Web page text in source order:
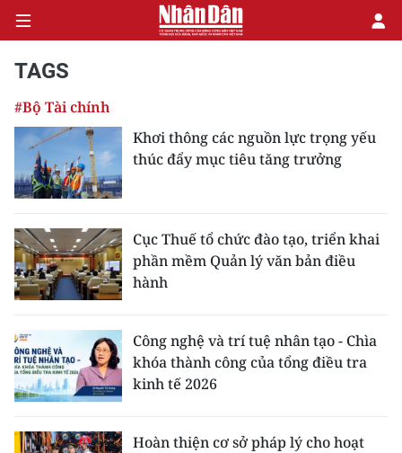
CHÍNH TRỊ
KINH TẾ
XÃ HỘI
PHÁP LUẬT
DU LỊCH
THẾ GIỚI
TAGS
#Bộ Tài chính
Khơi thông các nguồn lực trọng yếu
thúc đẩy mục tiêu tăng trưởng
Cục Thuế tổ chức đào tạo, triển khai
phần mềm Quản lý văn bản điều
hành
Công nghệ và trí tuệ nhân tạo - Chìa
khóa thành công của tổng điều tra
kinh tế 2026
Hoàn thiện cơ sở pháp lý cho hoạt